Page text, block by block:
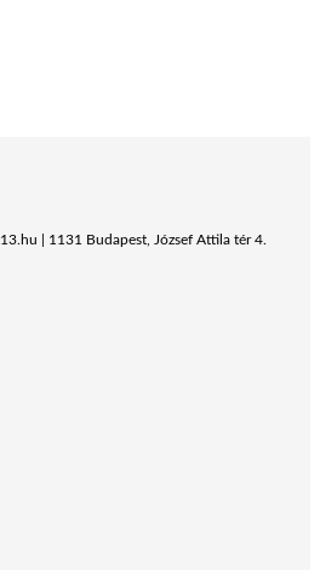
| 1131 Budapest, József Attila tér 4.